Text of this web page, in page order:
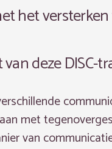
het
deze DISC-
met
van